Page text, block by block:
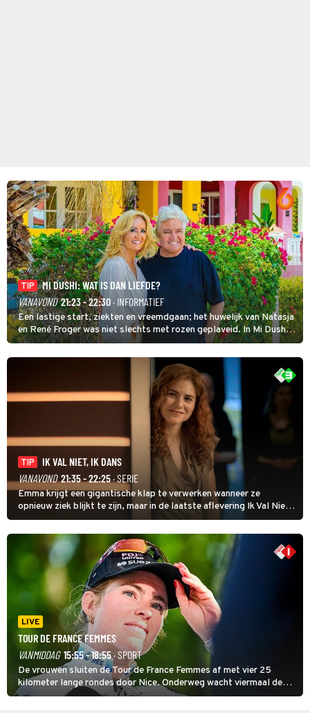
TIP
MI DUSHI: WAT IS DAN LIEFDE?
VANAVOND 21:23 - 22:30 · INFORMATIEF
Een lastige start, ziekten en vreemdgaan; het huwelijk van Natasja
en René Froger was niet slechts met rozen geplaveid. In Mi Dushi:
Wat Is Dan Liefde? neemt Wilfred Genee het showbizzkoppel mee
uit vissen om het over de liefde te hebben.
TIP
IK VAL NIET, IK DANS
VANAVOND 21:35 - 22:25· SERIE
Emma krijgt een gigantische klap te verwerken wanneer ze
opnieuw ziek blijkt te zijn, maar in de laatste aflevering Ik Val Niet,
Ik Dans laat ze zien dat ze niet van plan is op te geven, zelfs als ze
daarvoor een ingrijpende operatie moet ondergaan.
LIVE
TOUR DE FRANCE FEMMES
VANMIDDAG 15:55 - 18:55· SPORT
De vrouwen sluiten de Tour de France Femmes af met vier 25
kilometer lange rondes door Nice. Onderweg wacht viermaal de
zware Col d'Èze. Aan de finish op de Promenade des Anglais krijgt